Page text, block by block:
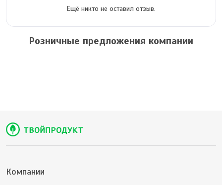
Ещё никто не оставил отзыв.
Розничные предложения компании
Компании